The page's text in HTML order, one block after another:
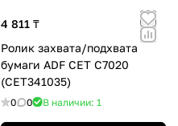
4 811 ₸
Ролик захвата/подхвата
бумаги ADF CET C7020
(CET341035)
0 0 В наличии: 1